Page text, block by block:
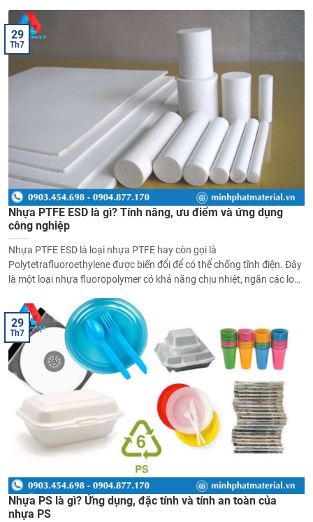
29
Th7
Nhựa PTFE ESD là gì? Tính năng, ưu điểm và ứng dụng
công nghiệp
Nhựa PTFE ESD là loại nhựa PTFE hay còn gọi là
Polytetrafluoroethylene được biến đổi để có thể chống tĩnh điện. Đây
là một loại nhựa fluoropolymer có khả năng chịu nhiệt, ngăn các loại
29
Th7
Nhựa PS là gì? Ứng dụng, đặc tính và tính an toàn của
nhựa PS